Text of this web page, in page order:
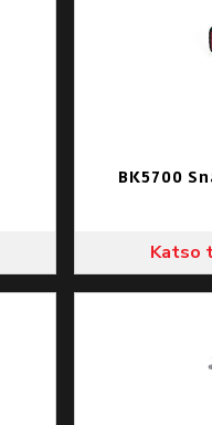
BK5700
Katso